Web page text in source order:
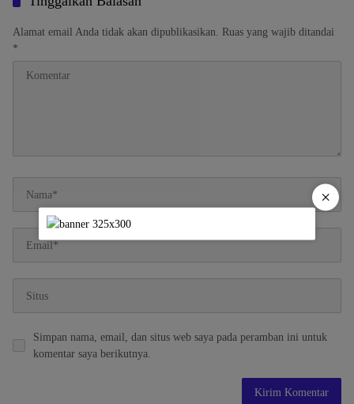
Alamat email Anda tidak akan dipublikasikan. Ruas yang wajib ditandai
*
Simpan nama, email, dan situs web saya pada peramban ini untuk
komentar saya berikutnya.
×